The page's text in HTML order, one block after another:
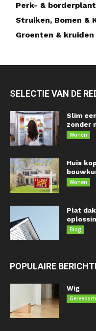
Perk- &
Struiken, Bomen &
Groenten & kruiden
SELECTIE VAN DE
Slim
zonder
Wonen
Huis
Wonen
Plat
Blog
POPULAIRE
Wig